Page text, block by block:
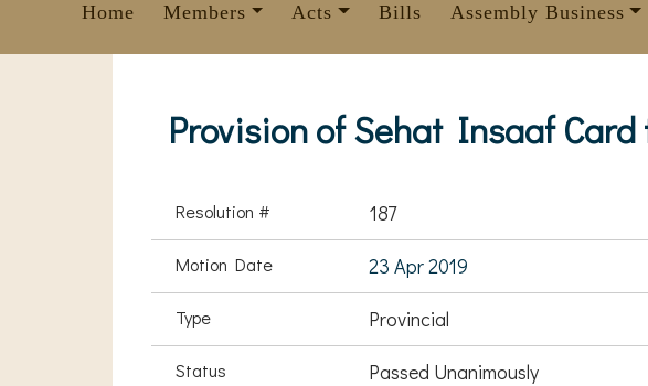
Home Members Acts Bills Assembly Business
Provision of Sehat Insaaf Card
Resolution # 187
Motion Date 23 Apr 2019
Type Provincial
Status Passed Unanimously